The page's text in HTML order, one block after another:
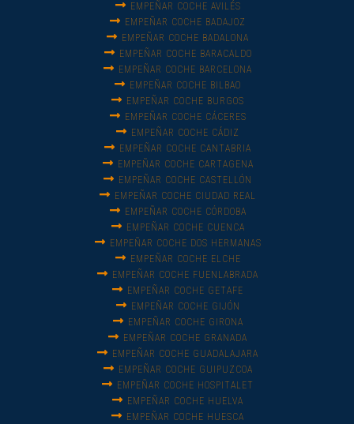
EMPEÑAR COCHE AVILÉS
EMPEÑAR COCHE BADAJOZ
EMPEÑAR COCHE BADALONA
EMPEÑAR COCHE BARACALDO
EMPEÑAR COCHE BARCELONA
EMPEÑAR COCHE BILBAO
EMPEÑAR COCHE BURGOS
EMPEÑAR COCHE CÁCERES
EMPEÑAR COCHE CÁDIZ
EMPEÑAR COCHE CANTABRIA
EMPEÑAR COCHE CARTAGENA
EMPEÑAR COCHE CASTELLÓN
EMPEÑAR COCHE CIUDAD REAL
EMPEÑAR COCHE CÓRDOBA
EMPEÑAR COCHE CUENCA
EMPEÑAR COCHE DOS HERMANAS
EMPEÑAR COCHE ELCHE
EMPEÑAR COCHE FUENLABRADA
EMPEÑAR COCHE GETAFE
EMPEÑAR COCHE GIJÓN
EMPEÑAR COCHE GIRONA
EMPEÑAR COCHE GRANADA
EMPEÑAR COCHE GUADALAJARA
EMPEÑAR COCHE GUIPUZCOA
EMPEÑAR COCHE HOSPITALET
EMPEÑAR COCHE HUELVA
EMPEÑAR COCHE HUESCA